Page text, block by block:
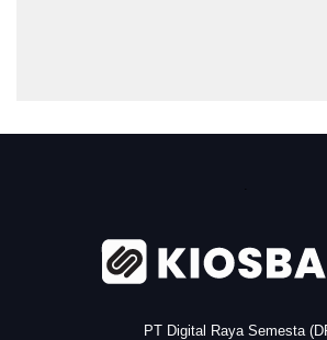
PT Digital Raya Semesta